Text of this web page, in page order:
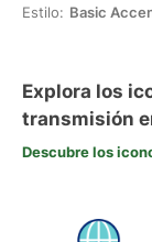
Estilo: Basic
Explora los
transmisión
Descubre los